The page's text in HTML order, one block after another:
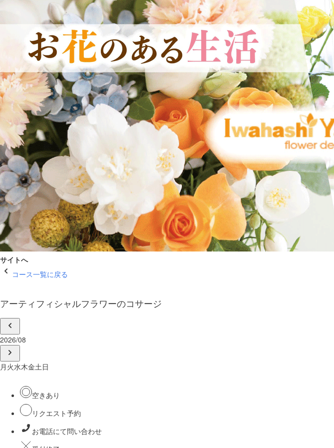
サイトへ
コース一覧に戻る
アーティフィシャルフラワーのコサージ
2026/08
月 火水木金土日
空きあり
リクエスト予約
お電話にて問い合わせ